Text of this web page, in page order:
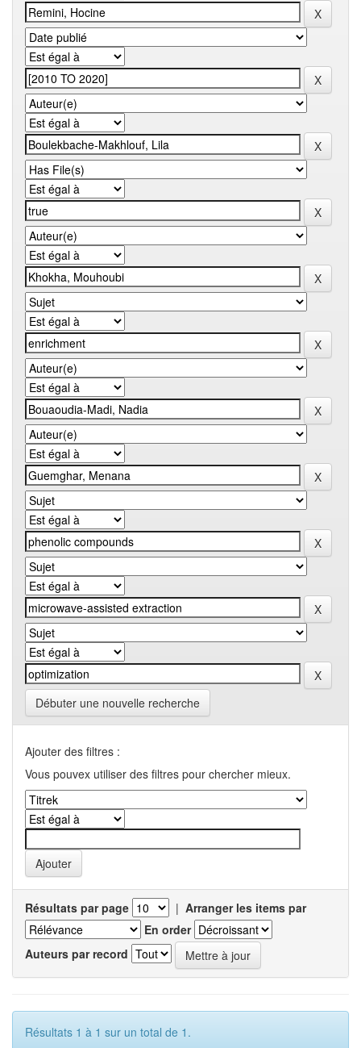
Débuter une nouvelle recherche
Ajouter des filtres :
Vous pouvex utiliser des filtres pour chercher mieux.
Résultats par page | Arranger les items par
En order
Auteurs par record
Résultats 1 à 1 sur un total de 1.